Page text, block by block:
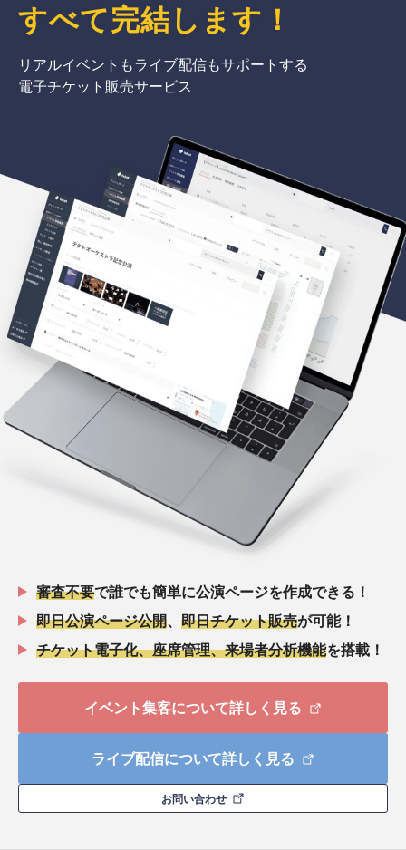
すべて完結 します ！
リアルイベントもライブ配信もサポートする
電子チケット販売サービス
審査不要で誰でも簡単に公演ページを作成できる！
即日公演ページ公開
即日チケット販売が可能！
チケット電子化、座席管理、来場者分析機能を搭載！
イベント集客について詳しく見る
ライブ配信について詳しく見る
お問い合わせ